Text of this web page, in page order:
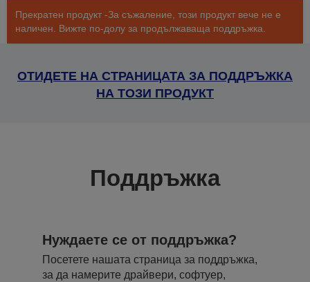
Прекратен продукт -За съжаление, този продукт вече не е
наличен. Вижте по-долу за продължаваща поддръжка.
ОТИДЕТЕ НА СТРАНИЦАТА ЗА ПОДДРЪЖКА
НА ТОЗИ ПРОДУКТ
Поддръжка
Нуждаете се от поддръжка?
Посетете нашата страница за поддръжка,
за да намерите драйвери, софтуер,